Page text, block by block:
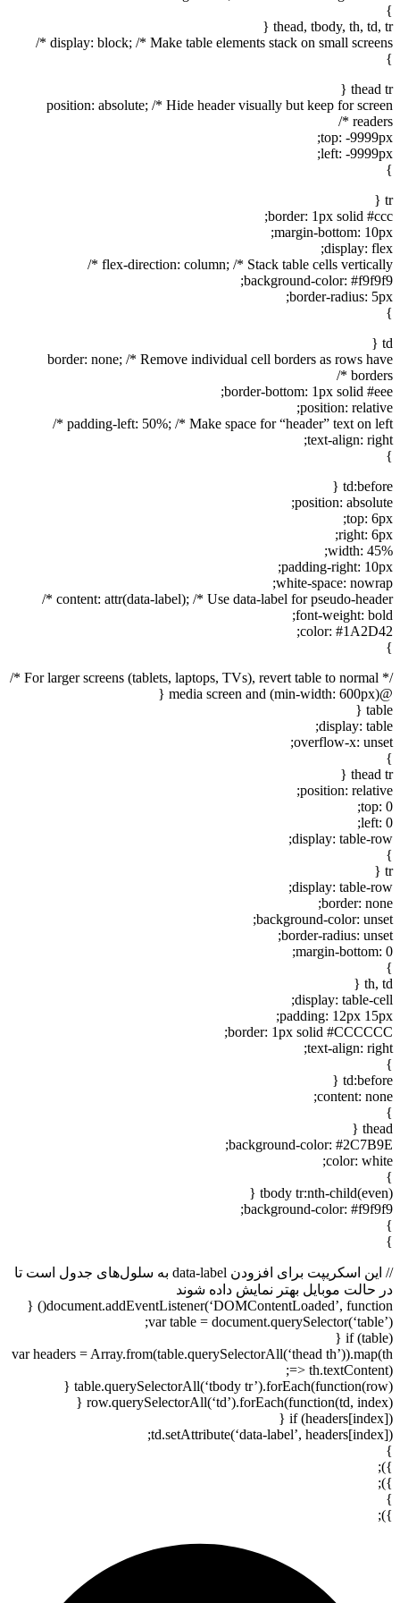
}
thead, tbody, th, td, tr {
display: block; /* Make table elements stack on small screens */
}
thead tr {
position: absolute; /* Hide header visually but keep for screen
readers */
top: -9999px;
left: -9999px;
}
tr {
border: 1px solid #ccc;
margin-bottom: 10px;
display: flex;
flex-direction: column; /* Stack table cells vertically */
background-color: #f9f9f9;
border-radius: 5px;
}
td {
border: none; /* Remove individual cell borders as rows have
borders */
border-bottom: 1px solid #eee;
position: relative;
padding-left: 50%; /* Make space for “header” text on left */
text-align: right;
}
td:before {
position: absolute;
top: 6px;
right: 6px;
width: 45%;
padding-right: 10px;
white-space: nowrap;
content: attr(data-label); /* Use data-label for pseudo-header */
font-weight: bold;
color: #1A2D42;
}
/* For larger screens (tablets, laptops, TVs), revert table to normal */
@media screen and (min-width: 600px) {
table {
display: table;
overflow-x: unset;
}
thead tr {
position: relative;
top: 0;
left: 0;
display: table-row;
}
tr {
display: table-row;
border: none;
background-color: unset;
border-radius: unset;
margin-bottom: 0;
}
th, td {
display: table-cell;
padding: 12px 15px;
border: 1px solid #CCCCCC;
text-align: right;
}
td:before {
content: none;
}
thead {
background-color: #2C7B9E;
color: white;
}
tbody tr:nth-child(even) {
background-color: #f9f9f9;
}
}
// این اسکریپت برای افزودن data-label به سلول‌های جدول است تا
در حالت موبایل بهتر نمایش داده شوند
document.addEventListener(‘DOMContentLoaded’, function() {
var table = document.querySelector(‘table’);
if (table) {
var headers = Array.from(table.querySelectorAll(‘thead th’)).map(th
=> th.textContent);
table.querySelectorAll(‘tbody tr’).forEach(function(row) {
row.querySelectorAll(‘td’).forEach(function(td, index) {
if (headers[index]) {
td.setAttribute(‘data-label’, headers[index]);
}
});
});
}
});